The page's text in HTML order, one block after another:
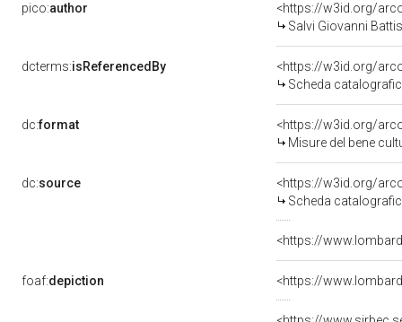
pico:author
<https://w3id.org/
Salvi Giovanni
dcterms:isReferencedBy
<https://w3id.org/
Scheda
dc:format
<https://w3id.org/
Misure del bene
dc:source
<https://w3id.org/
Scheda
<https://
foaf:depiction